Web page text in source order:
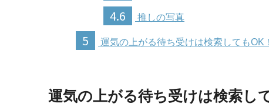
4.6 推しの写真
5 運気の上がる待ち受けは検索してもOK
運気の上がる待ち受けは検索し